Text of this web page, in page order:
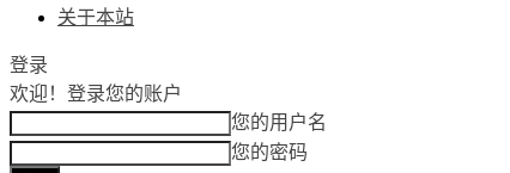
关于本站
登录
欢迎！ 登录您的账户
您的用户名
您的密码